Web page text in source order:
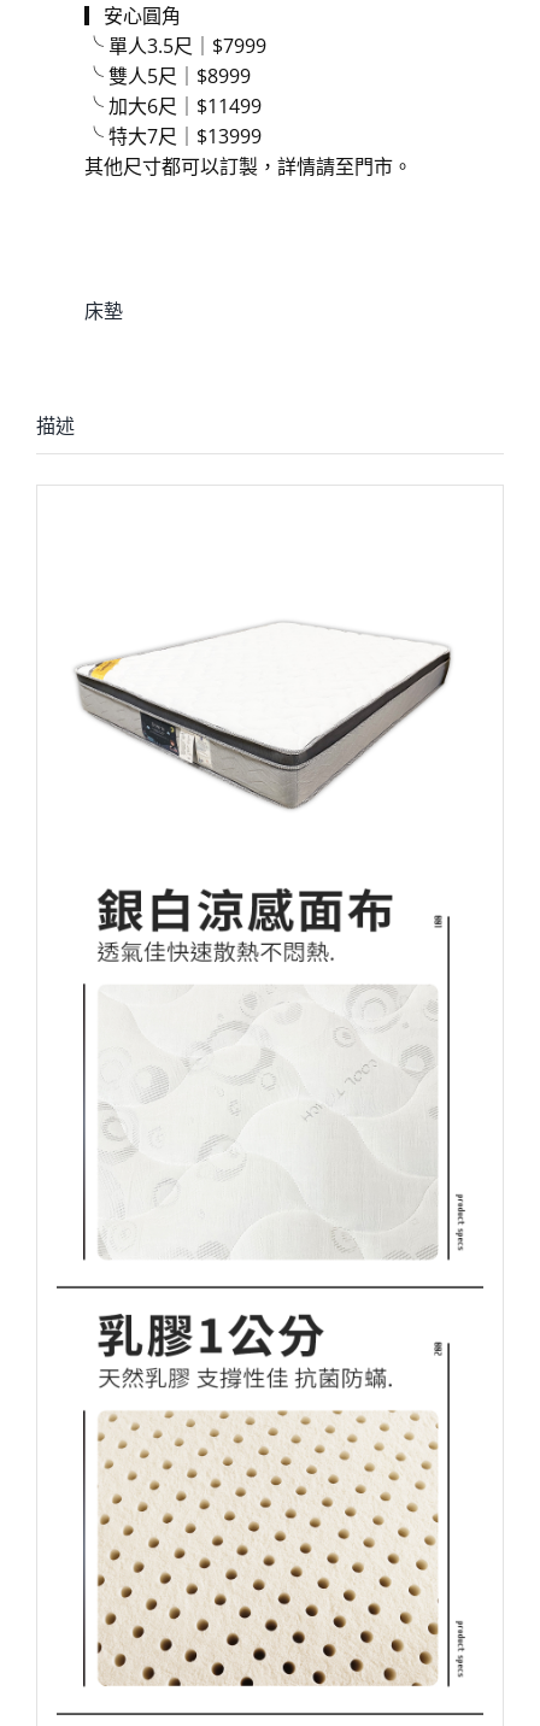
▎安心圓角
╰ 單人3.5尺｜$7999
╰ 雙人5尺｜$8999
╰ 加大6尺｜$11499
╰ 特大7尺｜$13999
其他尺寸都可以訂製，詳情請至門市。
床墊
描述